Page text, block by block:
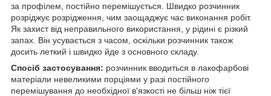
за профілем, постійно перемішується. Швидко розчинник
розріджує розрідження, чим заощаджує час виконання робіт.
Як захист від неправильного використання, у рідині є різкий
запах. Він усувається з часом, оскільки розчинник також
досить леткий і швидко йде з основного складу.
Спосіб застосування: розчинник вводиться в лакофарбові
матеріали невеликими порціями у разі постійного
перемішування до необхідної в'язкості не більш ніж тієї